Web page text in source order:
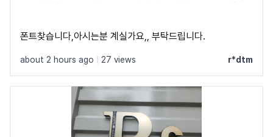
폰트찾습니다,아시는분 계실가요,, 부탁드립니다.
about 2 hours ago 27 views r*dtm